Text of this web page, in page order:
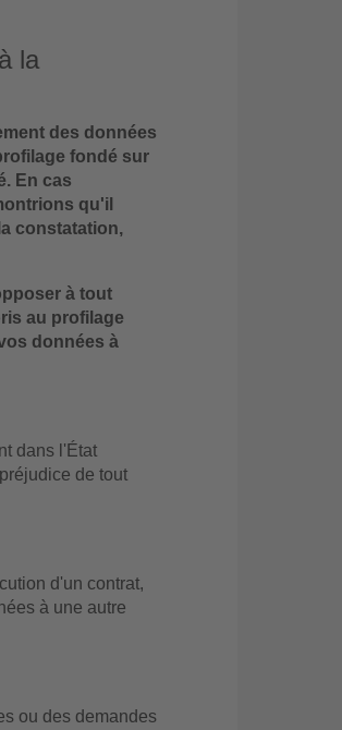
la
des données
fondé sur
En cas
qu'il
constatation,
à tout
au profilage
données à
dans l'État
de tout
d'un contrat,
à une autre
ou des demandes